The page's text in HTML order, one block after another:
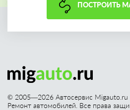
ПОСТРОИТЬ
© 2005—2026 Автосервис Migauto.ru
Ремонт автомобилей. Все права